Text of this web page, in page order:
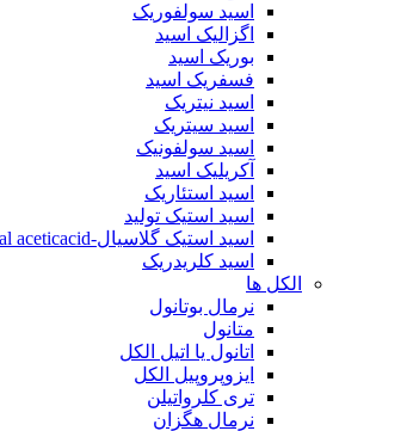
اسید سولفوریک
اگزالیک اسید
بوریک اسید
فسفریک اسید
اسید نیتریک
اسید سیتریک
اسید سولفونیک
آکریلیک اسید
اسید استئاریک
اسید استیک تولید
اسید استیک گلاسیال-glacial aceticacid
اسید کلریدریک
الکل ها
نرمال بوتانول
متانول
اتانول یا اتیل الکل
ایزوپروپیل الکل
تری کلرواتیلن
نرمال هگزان